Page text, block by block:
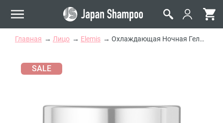
Главная Лицо Elemis Охлаждающая Ночная Гель-Маска Elemis Peptide4 Plumping Pillow Facial
SALE